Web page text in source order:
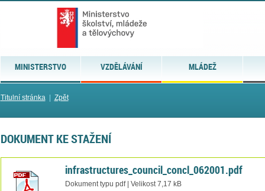
MINISTERSTVO VZDĚLÁVÁNÍ MLÁDEŽ
Titulní stránka| Zpět
DOKUMENT KE STAŽENÍ
infrastructures_council_concl_062001.pdf
Dokument typu pdf | Velikost 7,17 kB